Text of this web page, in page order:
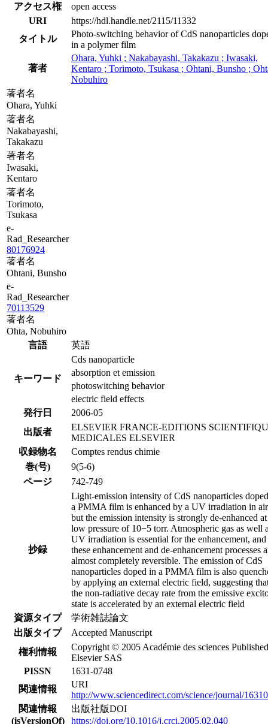
アクセス権
open access
URI
https://hdl.handle.net/2115/11332
タイトル
Photo-switching behavior of CdS nanoparticles
in a polymer film
著者
Ohara, Yuhki ; Nakabayashi, Takakazu ; Iwasaki,
Kentaro ; Torimoto, Tsukasa ; Ohtani, Bunsho ;
Nobuhiro
著者名
Ohara, Yuhki
著者名
Nakabayashi,
Takakazu
著者名
Iwasaki,
Kentaro
著者名
Torimoto,
Tsukasa
e-
Rad_Researcher
80176924
著者名
Ohtani, Bunsho
e-
Rad_Researcher
70113529
著者名
Ohta, Nobuhiro
言語
英語
キーワード
Cds nanoparticle
absorption et emission
photoswitching behavior
electric field effects
発行日
2006-05
出版者
ELSEVIER FRANCE-EDITIONS
MEDICALES ELSEVIER
収録物名
Comptes rendus chimie
巻(号)
9(5-6)
ページ
742-749
抄録
Light-emission intensity of CdS nanoparticles
a PMMA film is enhanced by a UV irradiation in
but the emission intensity is strongly de-enhanced at
low pressure of 10−5 torr. Atmospheric gas as well
UV irradiation is essential for the enhancement, and
these enhancement and de-enhancement processes
almost completely reversible. The emission of CdS
nanoparticles doped in a PMMA film is also
by applying an external electric field, suggesting
the non-radiative decay rate from the emissive
state is accelerated by an external electric field
資源タイプ
学術雑誌論文
出版タイプ
Accepted Manuscript
権利情報
Copyright © 2005 Académie des sciences
Elsevier SAS
PISSN
1631-0748
関連情報
URI
http://www.sciencedirect.com/science/journal/
関連情報
(isVersionOf)
出版社版DOI
https://doi.org/10.1016/j.crci.2005.02.040